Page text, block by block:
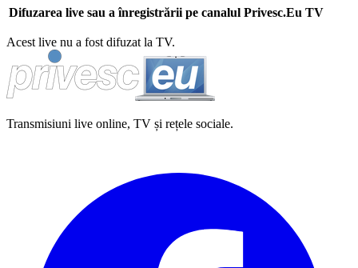
Difuzarea live sau a înregistrării pe canalul Privesc.Eu TV
Acest live nu a fost difuzat la TV.
Transmisiuni live online, TV și rețele sociale.